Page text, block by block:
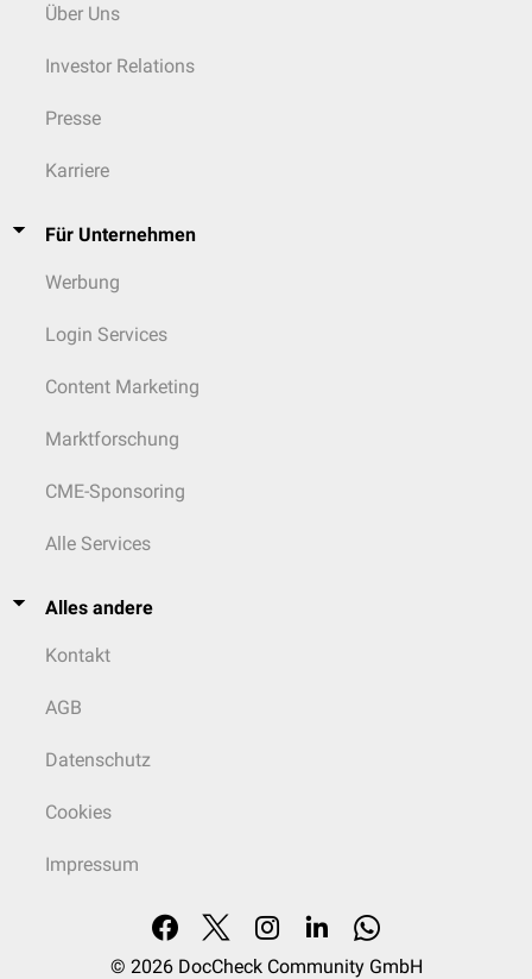
Über Uns
Investor Relations
Presse
Karriere
Für Unternehmen
Werbung
Login Services
Content Marketing
Marktforschung
CME-Sponsoring
Alle Services
Alles andere
Kontakt
AGB
Datenschutz
Cookies
Impressum
© 2026 DocCheck Community GmbH